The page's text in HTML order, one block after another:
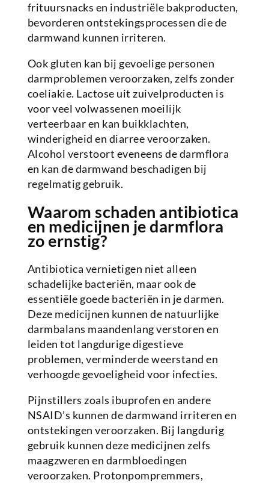
frituursnacks en industriële bakproducten,
bevorderen ontstekingsprocessen die de
darmwand kunnen irriteren.
Ook gluten kan bij gevoelige personen
darmproblemen veroorzaken, zelfs zonder
coeliakie. Lactose uit zuivelproducten is
voor veel volwassenen moeilijk
verteerbaar en kan buikklachten,
winderigheid en diarree veroorzaken.
Alcohol verstoort eveneens de darmflora
en kan de darmwand beschadigen bij
regelmatig gebruik.
Waarom schaden antibiotica
en medicijnen je darmflora
zo ernstig?
Antibiotica vernietigen niet alleen
schadelijke bacteriën, maar ook de
essentiële goede bacteriën in je darmen.
Deze medicijnen kunnen de natuurlijke
darmbalans maandenlang verstoren en
leiden tot langdurige digestieve
problemen, verminderde weerstand en
verhoogde gevoeligheid voor infecties.
Pijnstillers zoals ibuprofen en andere
NSAID’s kunnen de darmwand irriteren en
ontstekingen veroorzaken. Bij langdurig
gebruik kunnen deze medicijnen zelfs
maagzweren en darmbloedingen
veroorzaken. Protonpompremmers,